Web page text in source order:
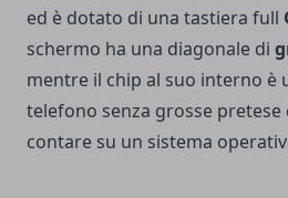
ed è dotato di una tastiera full
schermo ha una diagonale di
mentre il chip al suo interno è
telefono senza grosse
contare su un sistema